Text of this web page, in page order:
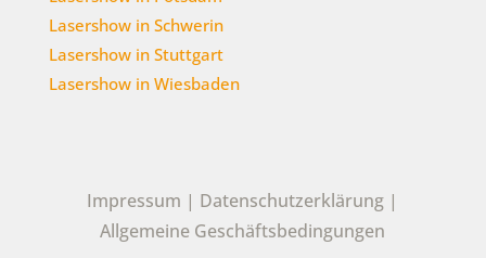
Lasershow in Schwerin
Lasershow in Stuttgart
Lasershow in Wiesbaden
Impressum | Datenschutzerklärung |
Allgemeine Geschäftsbedingungen